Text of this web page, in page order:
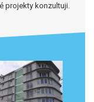
projekty konzultuji.